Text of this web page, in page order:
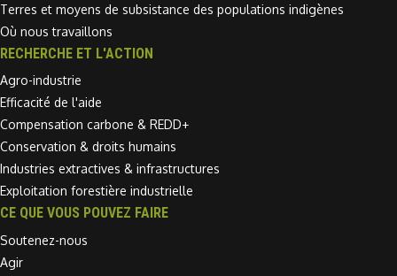
Terres et moyens de subsistance des populations indigènes
Où nous travaillons
RECHERCHE ET L'ACTION
Agro-industrie
Efficacité de l'aide
Compensation carbone & REDD+
Conservation & droits humains
Industries extractives & infrastructures
Exploitation forestière industrielle
CE QUE VOUS POUVEZ FAIRE
Soutenez-nous
Agir